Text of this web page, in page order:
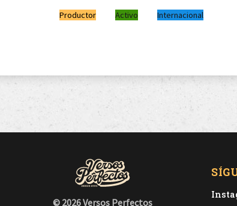
Productor Activo Internacional
© 2026 Versos Perfectos